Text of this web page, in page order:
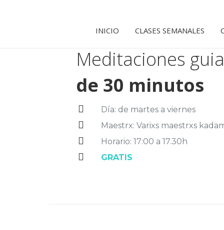
INICIO CLASES SEMANALES
Meditaciones
de 30 minutos
Día: de martes a viernes
Maestrx: Varixs maestrxs
Horario: 17:00 a 17.30h
GRATIS